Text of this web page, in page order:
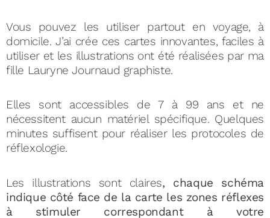
Vous pouvez les utiliser partout en voyage, à
domicile. J’ai crée ces cartes innovantes, faciles à
utiliser et les illustrations ont été réalisées par ma
fille Lauryne Journaud graphiste.
Elles sont accessibles de 7 à 99 ans et ne
nécessitent aucun matériel spécifique. Quelques
minutes suffisent pour réaliser les protocoles de
réflexologie.
Les illustrations sont claires, chaque schéma
indique côté face de la carte les zones réflexes
à stimuler correspondant à votre